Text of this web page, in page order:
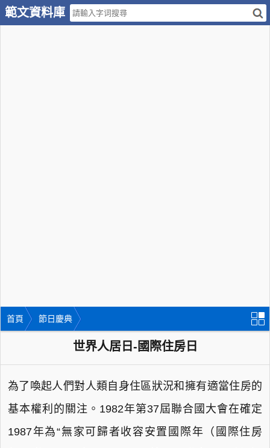
範文資料庫
首頁 節日慶典
世界人居日-國際住房日
為了喚起人們對人類自身住區狀況和擁有適當住房的
基本權利的關注。1982年第37屆聯合國大會在確定
1987年為“無家可歸者收容安置國際年（國際住房